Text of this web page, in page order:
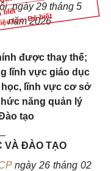
biếtlực: Đã biết
ngày 29 tháng 5
năm 2026
được thay thế;
lĩnh vực giáo dục
lĩnh vực cơ sở
năng quản lý
tạo
VÀ ĐÀO TẠO
ngày 26 tháng 02